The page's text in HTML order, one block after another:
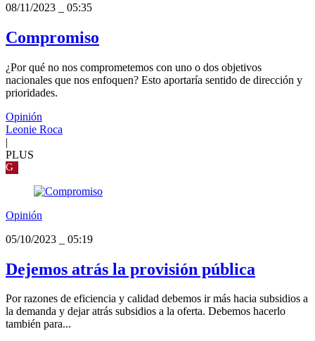
08/11/2023
05:35
Compromiso
¿Por qué no nos comprometemos con uno o dos objetivos
nacionales que nos enfoquen? Esto aportaría sentido de dirección y
prioridades.
Opinión
Leonie Roca
|
PLUS
G
Opinión
05/10/2023
05:19
Dejemos atrás la provisión pública
Por razones de eficiencia y calidad debemos ir más hacia subsidios a
la demanda y dejar atrás subsidios a la oferta. Debemos hacerlo
también para...